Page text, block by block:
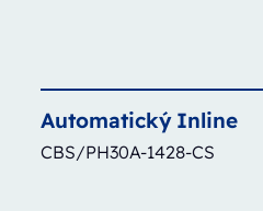
Automatický Inline
CBS/PH30A-1428-CS